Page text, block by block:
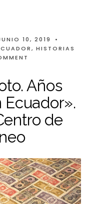
10, 2019
•
, HISTORIAS
Años
Ecuador».
de